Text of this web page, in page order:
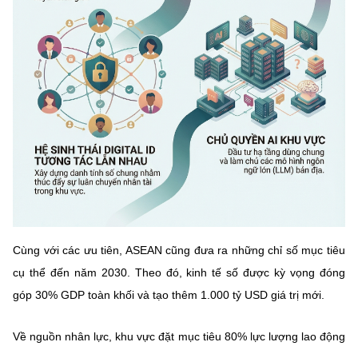
Cùng với các ưu tiên, ASEAN cũng đưa ra những chỉ số mục tiêu
cụ thể đến năm 2030. Theo đó, kinh tế số được kỳ vọngđóng
góp 30% GDP toàn khối và tạo thêm 1.000 tỷ USD giá trị mới
Về nguồn nhân lực, khu vực đặt mục tiêu 80% lực lượng lao động